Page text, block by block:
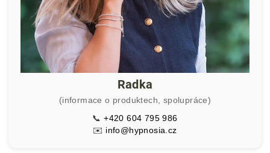
Radka
(informace o produktech, spolupráce)
📞+420 604 795 986
✉️ info@hypnosia.cz